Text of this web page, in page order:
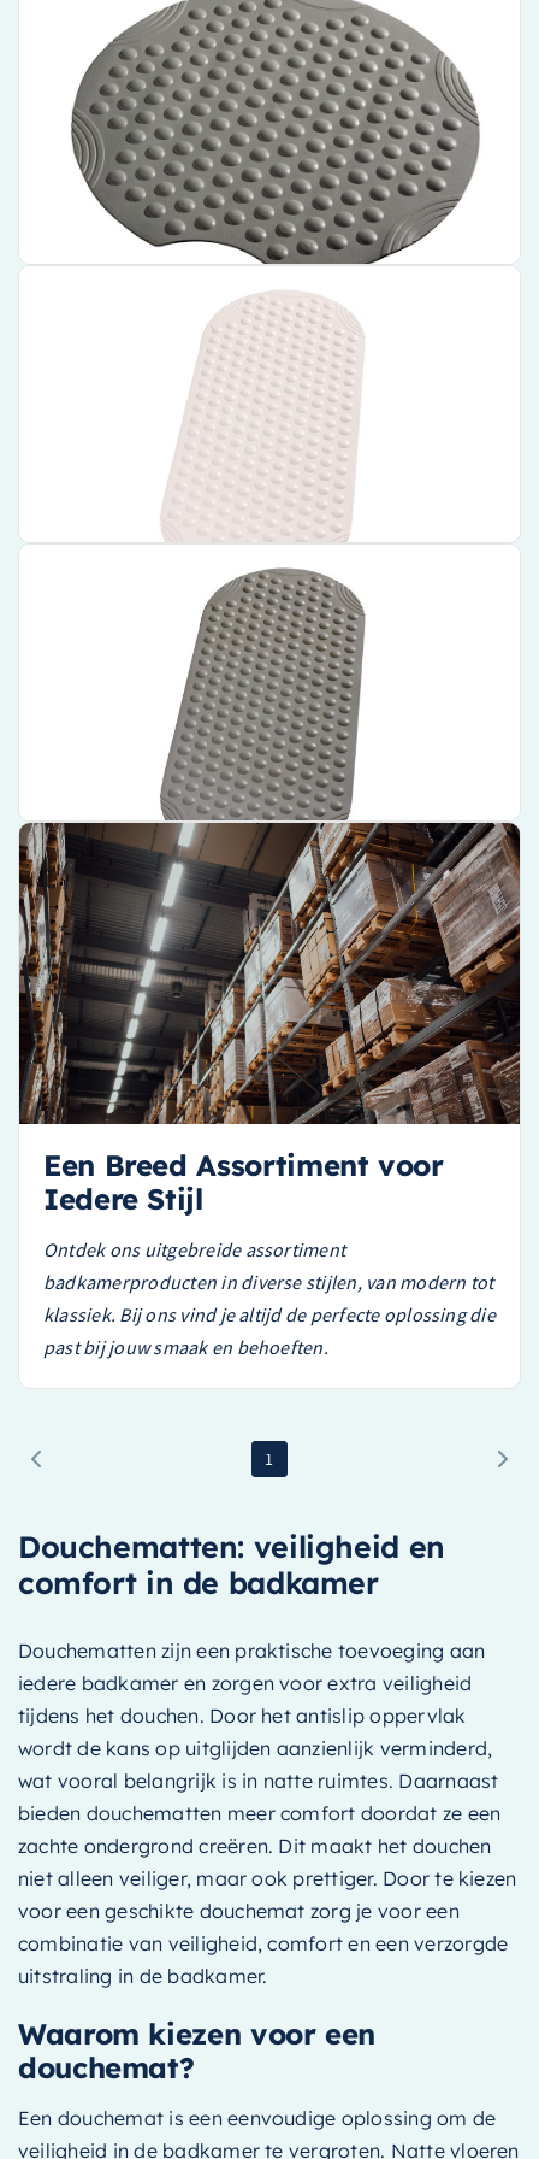
Hoogwaardige kwaliteit antislip mat voor extra veiligheid in de douche
Modern en stijlvol grijs ontwerp van 55 cm, perfect voor elke
badkamerstijl
Geproduceerd door het gerenommeerde merk Wiesbaden voor
betrouwbaarheid en duurzaamheid
€ 33,55
Bekijk product
Wiesbaden Antislip Badmat Wiesbaden Ridder Tecnoplus
38×89 cm Wit – 73.1327
Zorgt voor veiligheid in de badkamer
Gemaakt van hoogwaardig Tecnoplus materiaal
Elegant design in een strakke witte kleur
Bekijk product
Wiesbaden Antislip Badmat Wiesbaden Ridder Tecnoplus
38×89 cm Grijs – 73.1328
Hoogwaardige badmat van het merk Wiesbaden
Antislip functionaliteit voor extra veiligheid
Grijze Tecnoplus mat, afmetingen 38x89 cm
Bekijk product
Een Breed Assortiment voor
Iedere Stijl
Ontdek ons uitgebreide assortiment
badkamerproducten in diverse stijlen, van modern tot
klassiek. Bij ons vind je altijd de perfecte oplossing die
past bij jouw smaak en behoeften.
1
Douchematten: veiligheid en
comfort in de badkamer
Douchematten zijn een praktische toevoeging aan
iedere badkamer en zorgen voor extra veiligheid
tijdens het douchen. Door het antislip oppervlak
wordt de kans op uitglijden aanzienlijk verminderd,
wat vooral belangrijk is in natte ruimtes. Daarnaast
bieden douchematten meer comfort doordat ze een
zachte ondergrond creëren. Dit maakt het douchen
niet alleen veiliger, maar ook prettiger. Door te kiezen
voor een geschikte douchemat zorg je voor een
combinatie van veiligheid, comfort en een verzorgde
uitstraling in de badkamer.
Waarom kiezen voor een
douchemat?
Een douchemat is een eenvoudige oplossing om de
veiligheid in de badkamer te vergroten. Natte vloeren